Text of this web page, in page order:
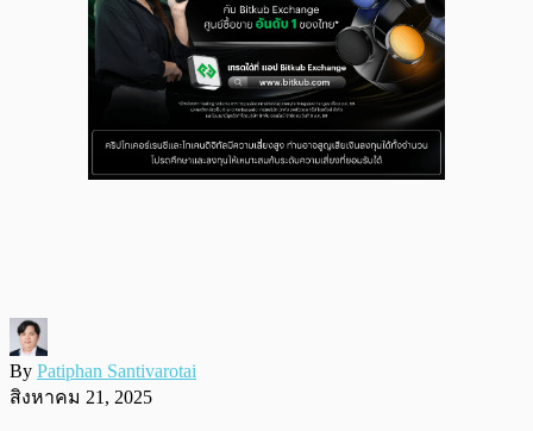
By Patiphan Santivarotai
สิงหาคม 21, 2025